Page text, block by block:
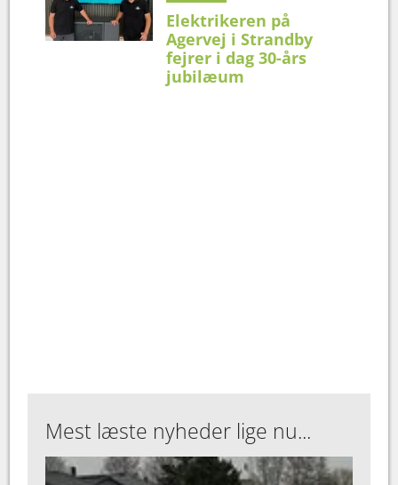
Elektrikeren på
Agervej i Strandby
fejrer i dag 30-års
jubilæum
Mest læste nyheder lige nu...